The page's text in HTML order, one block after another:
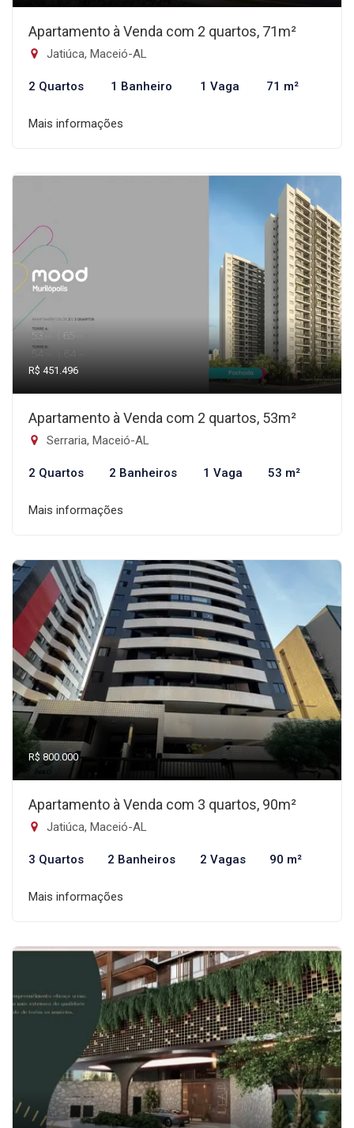
Apartamento à Venda com 2 quartos, 71m²
Jatiúca, Maceió-AL
2 Quartos 1 Banheiro 1 Vaga 71 m²
Mais informações
R$ 451.496
Apartamento à Venda com 2 quartos, 53m²
Serraria, Maceió-AL
2 Quartos 2 Banheiros 1 Vaga 53 m²
Mais informações
R$ 800.000
Apartamento à Venda com 3 quartos, 90m²
Jatiúca, Maceió-AL
3 Quartos 2 Banheiros 2 Vagas 90 m²
Mais informações